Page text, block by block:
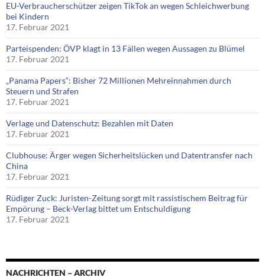
EU-Verbraucherschützer zeigen TikTok an wegen Schleichwerbung
bei Kindern
17. Februar 2021
Parteispenden: ÖVP klagt in 13 Fällen wegen Aussagen zu Blümel
17. Februar 2021
„Panama Papers“: Bisher 72 Millionen Mehreinnahmen durch
Steuern und Strafen
17. Februar 2021
Verlage und Datenschutz: Bezahlen mit Daten
17. Februar 2021
Clubhouse: Ärger wegen Sicherheitslücken und Datentransfer nach
China
17. Februar 2021
Rüdiger Zuck: Juristen-Zeitung sorgt mit rassistischem Beitrag für
Empörung – Beck-Verlag bittet um Entschuldigung
17. Februar 2021
NACHRICHTEN – ARCHIV